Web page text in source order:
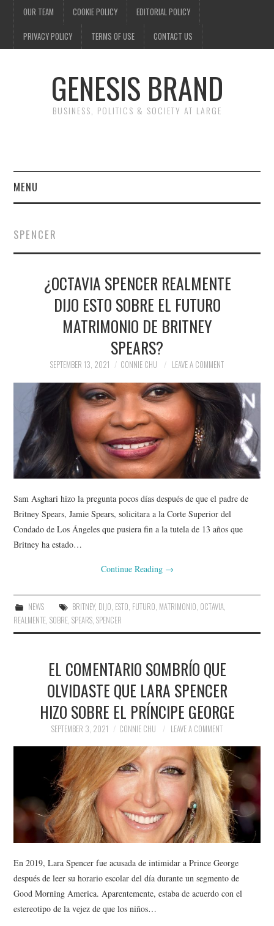
OUR TEAM COOKIE POLICY EDITORIAL POLICY
PRIVACY POLICY TERMS OF USE CONTACT US
GENESIS BRAND
BUSINESS, POLITICS & SOCIETY AT LARGE
MENU
FINANCE
NEWS
POLITICS
SPORTS
TECHNOLOGY
SPENCER
¿OCTAVIA SPENCER REALMENTE
DIJO ESTO SOBRE EL FUTURO
MATRIMONIO DE BRITNEY
SPEARS?
SEPTEMBER 13, 2021 CONNIE CHU LEAVE A COMMENT
Sam Asghari hizo la pregunta pocos días después de que el padre de
Britney Spears, Jamie Spears, solicitara a la Corte Superior del
Condado de Los Ángeles que pusiera fin a la tutela de 13 años que
Britney ha estado…
Continue Reading →
NEWS BRITNEY, DIJO, ESTO, FUTURO, MATRIMONIO, OCTAVIA,
REALMENTE,SOBRE,SPEARS,SPENCER
EL COMENTARIO SOMBRÍO QUE
OLVIDASTE QUE LARA SPENCER
HIZO SOBRE EL PRÍNCIPE GEORGE
SEPTEMBER 3, 2021 CONNIE CHU LEAVE A COMMENT
En 2019, Lara Spencer fue acusada de intimidar a Prince George
después de leer su horario escolar del día durante un segmento de
Good Morning America. Aparentemente, estaba de acuerdo con el
estereotipo de la vejez de que los niños…